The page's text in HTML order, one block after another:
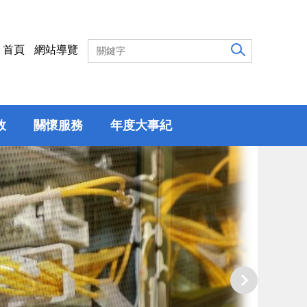
首頁 網站導覽
關懷服務 年度大事紀